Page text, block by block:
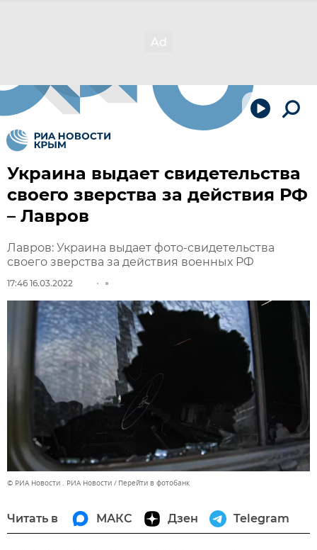
Украина выдает свидетельства
своего зверства за действия РФ
– Лавров
Лавров: Украина выдает фото-свидетельства
своего зверства за действия военных РФ
17:46 16.03.2022
© РИА Новости . РИА Новости Перейти в фотобанк
Читать в МАКС Дзен Telegram